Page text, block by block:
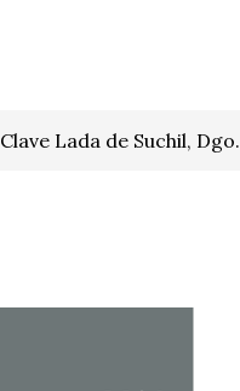
Clave Lada de Suchil, Dgo.